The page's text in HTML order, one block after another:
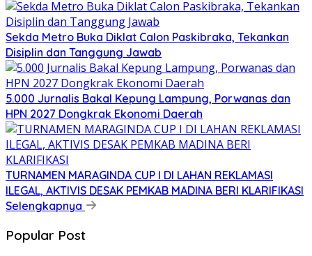
Sekda Metro Buka Diklat Calon Paskibraka, Tekankan
Disiplin dan Tanggung Jawab
5.000 Jurnalis Bakal Kepung Lampung, Porwanas dan
HPN 2027 Dongkrak Ekonomi Daerah
TURNAMEN MARAGINDA CUP I DI LAHAN REKLAMASI
ILEGAL, AKTIVIS DESAK PEMKAB MADINA BERI KLARIFIKASI
Selengkapnya
Popular Post